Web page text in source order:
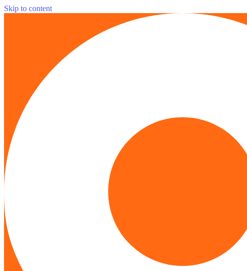
Skip to content